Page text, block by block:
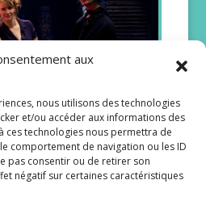
aux
nous utilisons des technologies
et/ou accéder aux informations des
ces technologies nous permettra de
comportement de navigation ou les ID
pas consentir ou de retirer son
négatif sur certaines caractéristiques
une deuxième
Madame Caprice